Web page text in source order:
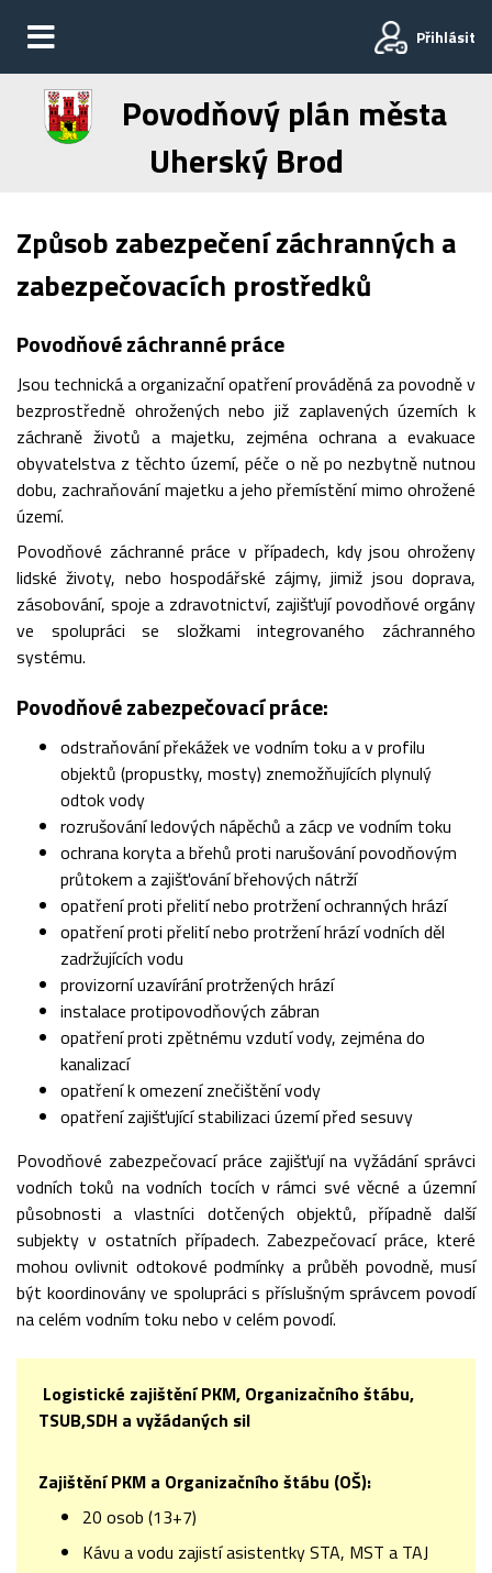
Přihlásit
Povodňový plán města
Uherský Brod
Způsob zabezpečení záchranných a
zabezpečovacích prostředků
Povodňové záchranné práce
Jsou technická a organizační opatření prováděná za povodně v
bezprostředně ohrožených nebo již zaplavených územích k
záchraně životů a majetku, zejména ochrana a evakuace
obyvatelstva z těchto území, péče o ně po nezbytně nutnou
dobu, zachraňování majetku a jeho přemístění mimo ohrožené
území.
Povodňové záchranné práce v případech, kdy jsou ohroženy
lidské životy, nebo hospodářské zájmy, jimiž jsou doprava,
zásobování, spoje a zdravotnictví, zajišťují povodňové orgány
ve spolupráci se složkami integrovaného záchranného
systému.
Povodňové zabezpečovací práce:
odstraňování překážek ve vodním toku a v profilu
objektů (propustky, mosty) znemožňujících plynulý
odtok vody
rozrušování ledových nápěchů a zácp ve vodním toku
ochrana koryta a břehů proti narušování povodňovým
průtokem a zajišťování břehových nátrží
opatření proti přelití nebo protržení ochranných hrází
opatření proti přelití nebo protržení hrází vodních děl
zadržujících vodu
provizorní uzavírání protržených hrází
instalace protipovodňových zábran
opatření proti zpětnému vzdutí vody, zejména do
kanalizací
opatření k omezení znečištění vody
opatření zajišťující stabilizaci území před sesuvy
Povodňové zabezpečovací práce zajišťují na vyžádání správci
vodních toků na vodních tocích v rámci své věcné a územní
působnosti a vlastníci dotčených objektů, případně další
subjekty v ostatních případech. Zabezpečovací práce, které
mohou ovlivnit odtokové podmínky a průběh povodně, musí
být koordinovány ve spolupráci s příslušným správcem povodí
na celém vodním toku nebo v celém povodí.
Logistické zajištění PKM, Organizačního štábu,
TSUB,SDH a vyžádaných sil
Zajištění PKM a Organizačního štábu (OŠ):
20 osob (13+7)
Kávu a vodu zajistí asistentky STA, MST a TAJ